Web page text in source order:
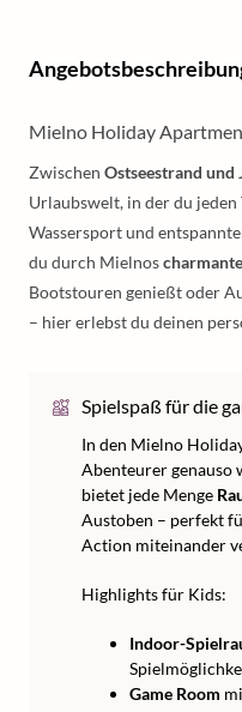
Mielno Holiday
Zwischen Ostseestrand und
Urlaubswelt, in der du jeden
Wassersport und
du durch Mielnos
Bootstouren genießt oder
– hier erlebst du deinen
Spielspaß für die
In den Mielno
Abenteurer genauso
bietet jede Menge
Austoben – perfekt
Action miteinander
Highlights für Kids:
Indoor-
Game Room